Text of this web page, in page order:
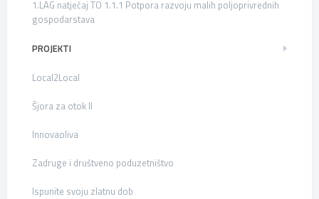
1.LAG natječaj TO 1.1.1 Potpora razvoju malih poljoprivrednih
gospodarstava
PROJEKTI
Local2Local
Šjora za otok II
Innovaoliva
Zadruge i društveno poduzetništvo
Ispunite svoju zlatnu dob